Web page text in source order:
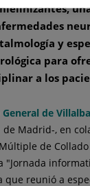
y
para
a los
de Villalba
Madrid-, en
de
"Jornada
que reunió a